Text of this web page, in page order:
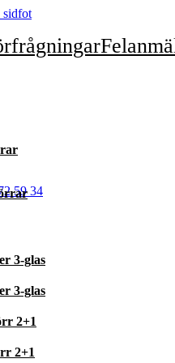
sidfot
3-glas
3-glas
2+1
2+1
59 34